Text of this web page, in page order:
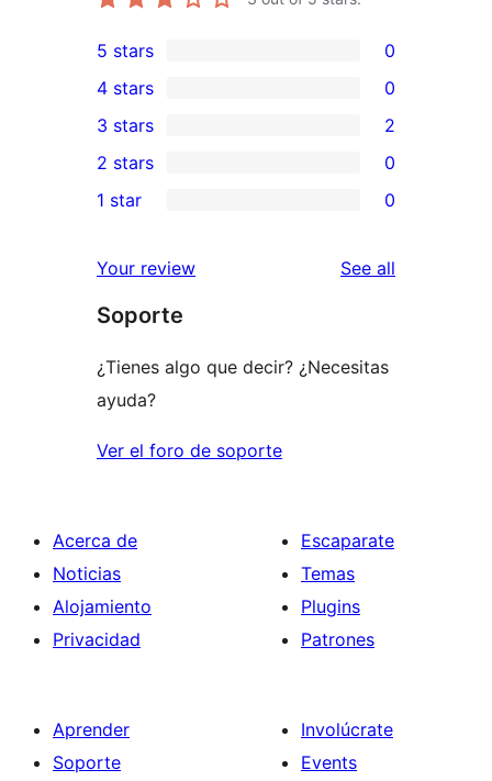
0
5-
star
reviews
5 stars 0
4-
star
reviews
4 stars 0
2
3-
star
3 stars 2
2-
reviews
2 stars 0
star
reviews
1 star 0
Your review See all
Soporte
¿Tienes algo que decir? ¿Necesitas
ayuda?
Ver el foro de soporte
Acerca de
Noticias
Alojamiento
Privacidad
Escaparate
Temas
Plugins
Patrones
Aprender
Soporte
Involúcrate
Events